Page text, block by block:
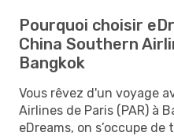
Pourquoi choisir
China Southern
Bangkok
Vous rêvez d'un voyage
Airlines de Paris (PAR) à
eDreams, on s’occupe